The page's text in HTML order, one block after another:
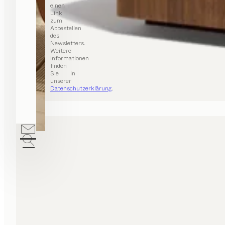
einen
Link
zum
Abbestellen
des
Newsletters.
Weitere
Informationen
finden
Sie in
unserer
Datenschutzerklärung.